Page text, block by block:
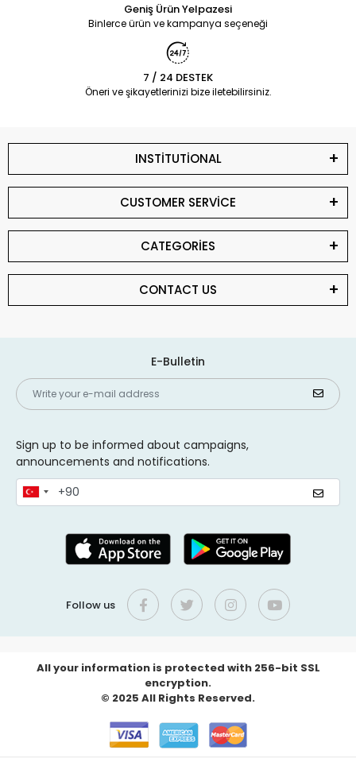
Geniş Ürün Yelpazesi
Binlerce ürün ve kampanya seçeneği
7 / 24 DESTEK
Öneri ve şikayetlerinizi bize iletebilirsiniz.
INSTİTUTİONAL
CUSTOMER SERVİCE
CATEGORİES
CONTACT US
E-Bulletin
Sign up to be informed about campaigns,
announcements and notifications.
Follow us
All your information is protected with 256-bit SSL
encryption.
© 2025 All Rights Reserved.